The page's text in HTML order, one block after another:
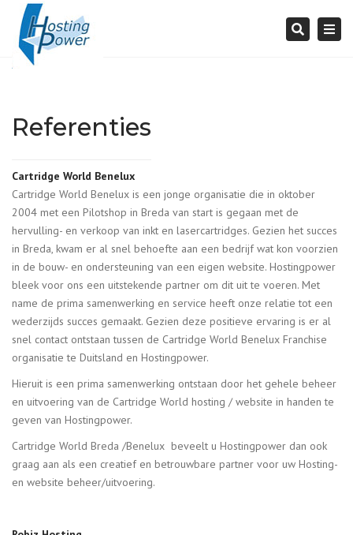
Search
Referenties
Cartridge World Benelux
Cartridge World Benelux is een jonge organisatie die in oktober
2004 met een Pilotshop in Breda van start is gegaan met de
hervulling- en verkoop van inkt en lasercartridges. Gezien het succes
in Breda, kwam er al snel behoefte aan een bedrijf wat kon voorzien
in de bouw- en ondersteuning van een eigen website. Hostingpower
bleek voor ons een uitstekende partner om dit uit te voeren. Met
name de prima samenwerking en service heeft onze relatie tot een
wederzijds succes gemaakt. Gezien deze positieve ervaring is er al
snel contact ontstaan tussen de Cartridge World Benelux Franchise
organisatie te Duitsland en Hostingpower.
Hieruit is een prima samenwerking ontstaan door het gehele beheer
en uitvoering van de Cartridge World hosting / website in handen te
geven van Hostingpower.
Cartridge World Breda /Benelux beveelt u Hostingpower dan ook
graag aan als een creatief en betrouwbare partner voor uw Hosting-
en website beheer/uitvoering.